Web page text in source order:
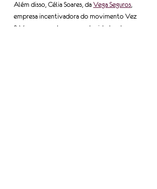
Além disso, Célia Soares, da Vega Seguros
empresa incentivadora do movimento Vez
& Voz, apresentou as oportunidades de